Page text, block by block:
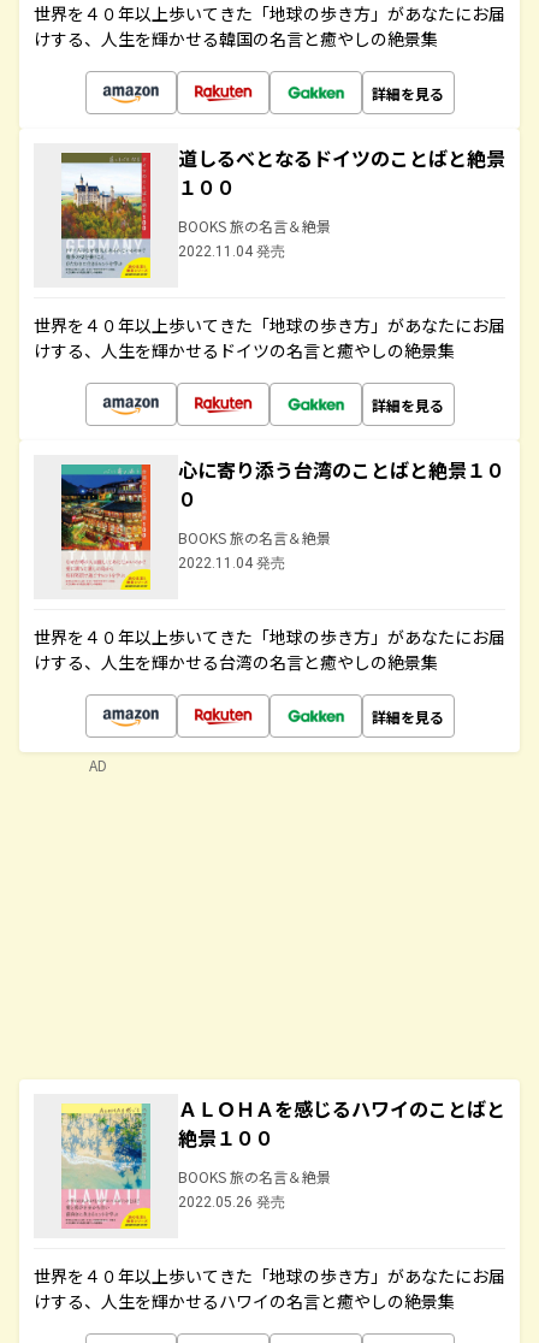
世界を４０年以上歩いてきた「地球の歩き方」があなたにお届
けする、人生を輝かせる韓国の名言と癒やしの絶景集
詳細を見る
道しるべとなるドイツのことばと絶景
１００
BOOKS 旅の名言＆絶景
2022.11.04 発売
世界を４０年以上歩いてきた「地球の歩き方」があなたにお届
けする、人生を輝かせるドイツの名言と癒やしの絶景集
詳細を見る
心に寄り添う台湾のことばと絶景１０
０
BOOKS 旅の名言＆絶景
2022.11.04 発売
世界を４０年以上歩いてきた「地球の歩き方」があなたにお届
けする、人生を輝かせる台湾の名言と癒やしの絶景集
詳細を見る
ＡＬＯＨＡを感じるハワイのことばと
絶景１００
BOOKS 旅の名言＆絶景
2022.05.26 発売
世界を４０年以上歩いてきた「地球の歩き方」があなたにお届
けする、人生を輝かせるハワイの名言と癒やしの絶景集
AD